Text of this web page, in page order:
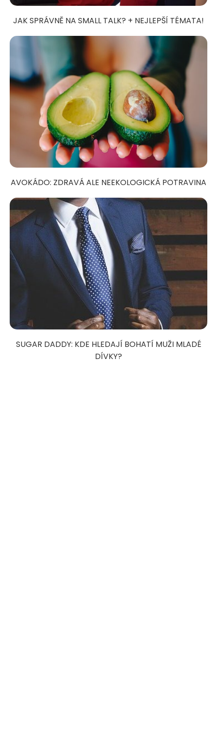
JAK SPRÁVNĚ NA SMALL TALK? + NEJLEPŠÍ TÉMATA!
AVOKÁDO: ZDRAVÁ ALE NEEKOLOGICKÁ POTRAVINA
SUGAR DADDY: KDE HLEDAJÍ BOHATÍ MUŽI MLADÉ
DÍVKY?